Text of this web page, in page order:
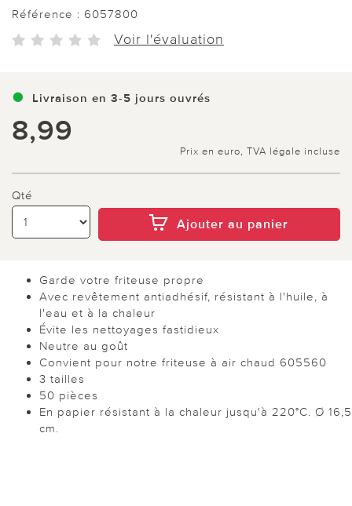
Référence : 6057800
Voir l'évaluation
Livraison en 3-5 jours ouvrés
8,99
Prix en euro, TVA légale incluse
Qté
Ajouter au panier
Garde votre friteuse propre
Avec revêtement antiadhésif, résistant à l'huile, à
l'eau et à la chaleur
Évite les nettoyages fastidieux
Neutre au goût
Convient pour notre friteuse à air chaud 605560
3 tailles
50 pièces
En papier résistant à la chaleur jusqu'à 220°C. Ø 16,5
cm.